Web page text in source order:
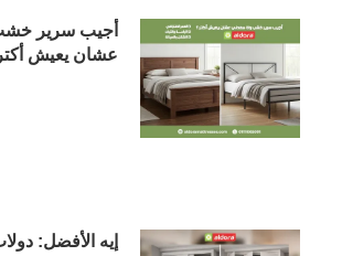
أجيب سرير
عشان يعيش
إيه الأفضل: